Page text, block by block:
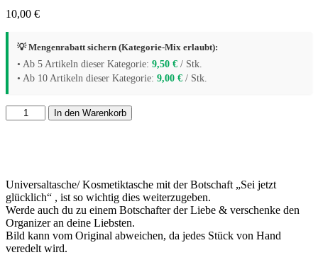
10,00 €
💡 Mengenrabatt sichern (Kategorie-Mix erlaubt):
• Ab 5 Artikeln dieser Kategorie: 9,50 € / Stk.
• Ab 10 Artikeln dieser Kategorie: 9,00 € / Stk.
Organizer
-
In den Warenkorb
Universaltasche/ Kosmetiktasche mit der Botschaft „Sei jetzt
glücklich“ , ist so wichtig dies weiterzugeben.
Werde auch du zu einem Botschafter der Liebe & verschenke den
Organizer an deine Liebsten.
Bild kann vom Original abweichen, da jedes Stück von Hand
veredelt wird.